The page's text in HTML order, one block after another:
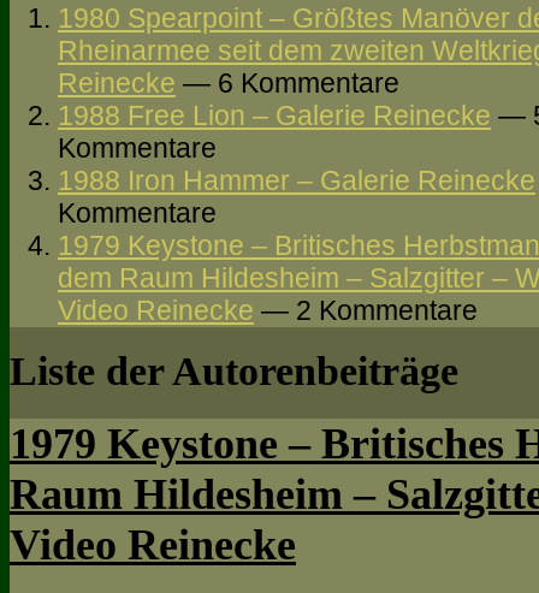
1980 Spearpoint – Größtes Manöver
Rheinarmee seit dem zweiten
Reinecke — 6 Kommentare
1988 Free Lion – Galerie Reinecke —
Kommentare
1988 Iron Hammer – Galerie Reinecke
Kommentare
1979 Keystone – Britisches
dem Raum Hildesheim – Salzgitter –
Video Reinecke — 2 Kommentare
Liste der Autorenbeiträge
1979 Keystone – Britisches
Raum Hildesheim –
Video Reinecke